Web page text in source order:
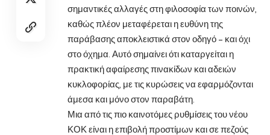
σημαντικές αλλαγές στη φιλοσοφία των ποινών,
καθώς πλέον μεταφέρεται η ευθύνη της
παράβασης αποκλειστικά στον οδηγό – και όχι
στο όχημα. Αυτό σημαίνει ότι καταργείται η
πρακτική αφαίρεσης πινακίδων και αδειών
κυκλοφορίας, με τις κυρώσεις να εφαρμόζονται
άμεσα και μόνο στον παραβάτη.
Μια από τις πιο καινοτόμες ρυθμίσεις του νέου
ΚΟΚ είναι η επιβολή προστίμων και σε πεζούς